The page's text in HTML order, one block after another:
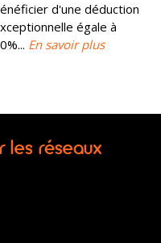
d'une déduction
égale à
En savoir plus
les réseaux